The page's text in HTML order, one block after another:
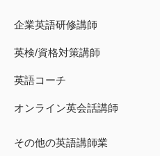
企業英語研修講師
英検/資格対策講師
英語コーチ
オンライン英会話講師
その他の英語講師業